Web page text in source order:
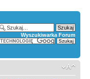
Wyszukiwarka Forum